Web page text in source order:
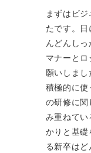
まずはビ
たです。
んどんし
マナーと
願いしま
積極的に
の研修に
み重ねてい
かりと基礎
る新卒はど